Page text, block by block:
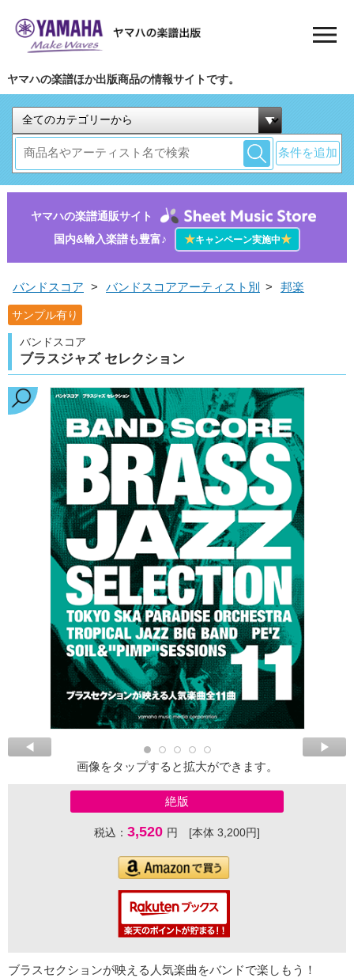
ヤマハの楽譜ほか出版商品の情報サイトです。
条件を追加
ヤマハの楽譜通販サイト
国内&輸入楽譜も豊富♪
★キャンペーン実施中★
バンドスコア > バンドスコアアーティスト別 > 邦楽
サンプル有り
バンドスコア
ブラスジャズ セレクション
画像をタップすると拡大ができます。
絶版
税込： 3,520 円 [本体 3,200円]
ブラスセクションが映える人気楽曲をバンドで楽しもう！